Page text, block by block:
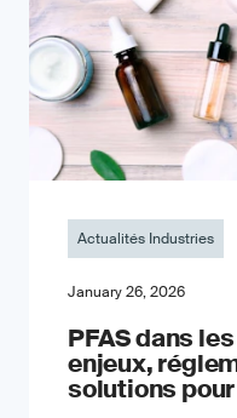
Actualités Industries
January 26, 2026
PFAS dans
enjeux,
solutions